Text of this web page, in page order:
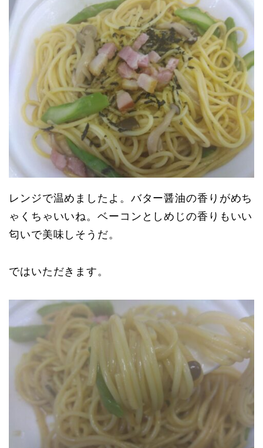
レンジで温めましたよ。バター醤油の香りがめち
ゃくちゃいいね。ベーコンとしめじの香りもいい
匂いで美味しそうだ。
ではいただきます。